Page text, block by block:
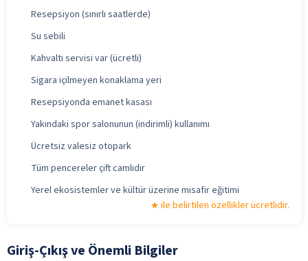
Resepsiyon (sınırlı saatlerde)
Su sebili
Kahvaltı servisi var (ücretli)
Sigara içilmeyen konaklama yeri
Resepsiyonda emanet kasası
Yakındaki spor salonunun (indirimli) kullanımı
Ücretsiz valesiz otopark
Tüm pencereler çift camlıdır
Yerel ekosistemler ve kültür üzerine misafir eğitimi
ile belirtilen özellikler ücretlidir.
Giriş-Çıkış ve Önemli Bilgiler